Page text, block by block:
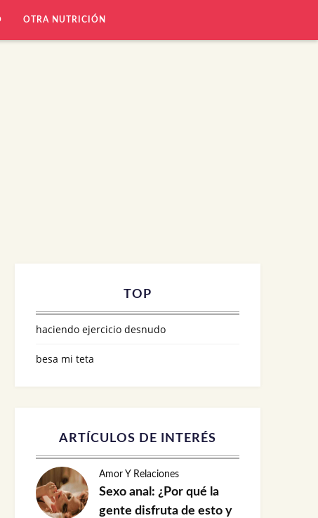
OTRA NUTRICIÓN
TOP
haciendo ejercicio desnudo
besa mi teta
ARTÍCULOS DE INTERÉS
Amor Y Relaciones
Sexo anal: ¿Por qué la
gente disfruta de esto y